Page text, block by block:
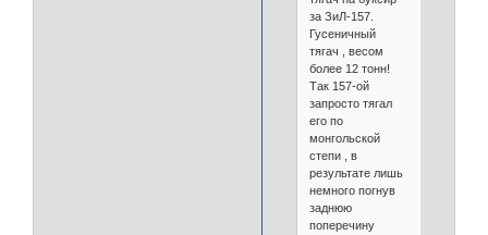
за ЗиЛ-157.
Гусеничный
тягач , весом
более 12 тонн!
Так 157-ой
запросто тягал
его по
монгольской
степи , в
результате лишь
немного погнув
заднюю
поперечину